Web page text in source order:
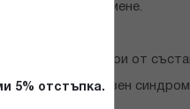
5% отстъпка.
по време на кърмене.
относно някои от
галактозен